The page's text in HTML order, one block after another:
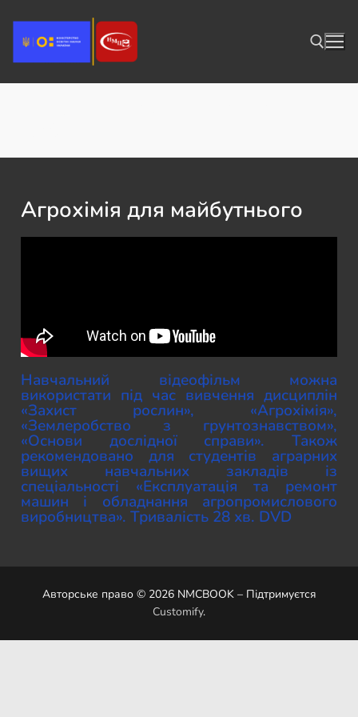
Агрохімія для майбутнього
Навчальний відеофільм можна
використати під час вивчення дисциплін
«Захист рослин», «Агрохімія»,
«Землеробство з грунтознавством»,
«Основи дослідної справи». Також
рекомендовано для студентів аграрних
вищих навчальних закладів із
спеціальності «Експлуатація та ремонт
машин і обладнання агропромислового
виробництва». Тривалість 28 хв. DVD
Авторське право © 2026 NMCBOOK – Підтримуєтся
Customify.